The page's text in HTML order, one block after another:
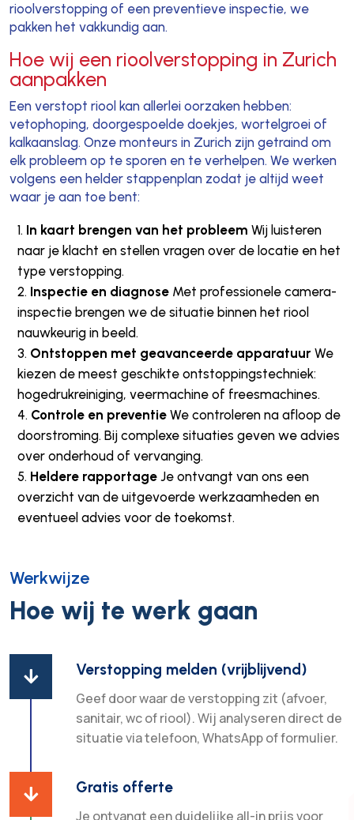
rioolverstopping of een preventieve inspectie, we
pakken het vakkundig aan.
Hoe wij een rioolverstopping in Zurich
aanpakken
Een verstopt riool kan allerlei oorzaken hebben:
vetophoping, doorgespoelde doekjes, wortelgroei of
kalkaanslag. Onze monteurs in Zurich zijn getraind om
elk probleem op te sporen en te verhelpen. We werken
volgens een helder stappenplan zodat je altijd weet
waar je aan toe bent:
In kaart brengen van het probleem Wij luisteren
naar je klacht en stellen vragen over de locatie en het
type verstopping.
Inspectie en diagnoseMet professionele camera-
inspectie brengen we de situatie binnen het riool
nauwkeurig in beeld.
Ontstoppen met geavanceerde apparatuurWe
kiezen de meest geschikte ontstoppingstechniek:
hogedrukreiniging, veermachine of freesmachines.
Controle en preventieWe controleren na afloop de
doorstroming. Bij complexe situaties geven we advies
over onderhoud of vervanging.
Heldere rapportageJe ontvangt van ons een
overzicht van de uitgevoerde werkzaamheden en
eventueel advies voor de toekomst.
Werkwijze
Hoe wij te werk gaan
 Verstopping melden (vrijblijvend)
Geef door waar de verstopping zit (afvoer,
sanitair, wc of riool). Wij analyseren direct de
situatie via telefoon, WhatsApp of formulier.
 Gratis offerte
Je ontvangt een duidelijke all-in prijs voor